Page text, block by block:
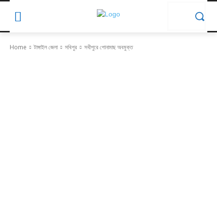
Home টাঙ্গাইল জেলা সখিপুর সখীপুরে পোনামাছ অবমুক্ত